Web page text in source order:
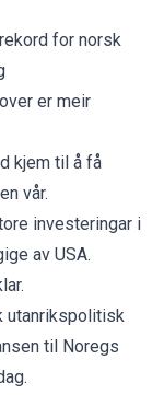
for norsk
er meir
kjem til å få
vår.
investeringar i
av USA.
utanrikspolitisk
til Noregs